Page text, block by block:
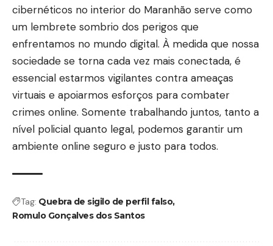
cibernéticos no interior do Maranhão serve como
um lembrete sombrio dos perigos que
enfrentamos no mundo digital. À medida que nossa
sociedade se torna cada vez mais conectada, é
essencial estarmos vigilantes contra ameaças
virtuais e apoiarmos esforços para combater
crimes online. Somente trabalhando juntos, tanto a
nível policial quanto legal, podemos garantir um
ambiente online seguro e justo para todos.
Tag: Quebra de sigilo de perfil falso
Romulo Gonçalves dos Santos